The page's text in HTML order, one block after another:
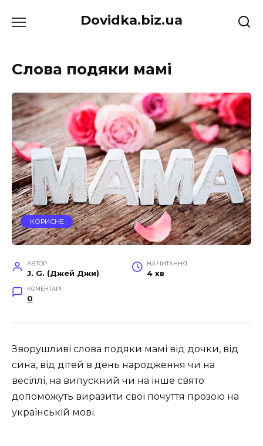
до
Dovidka.biz.ua
Слова подяки мамі
КОРИСНЕ
АВТОР
J. G. (Джей Джи)
НА ЧИТАННЯ
4 хв
КОМЕНТАРІ
0
Зворушливі слова подяки мамі від дочки, від
сина, від дітей в день народження чи на
весіллі, на випускний чи на інше свято
допоможуть виразити свої почуття прозою на
українській мові.